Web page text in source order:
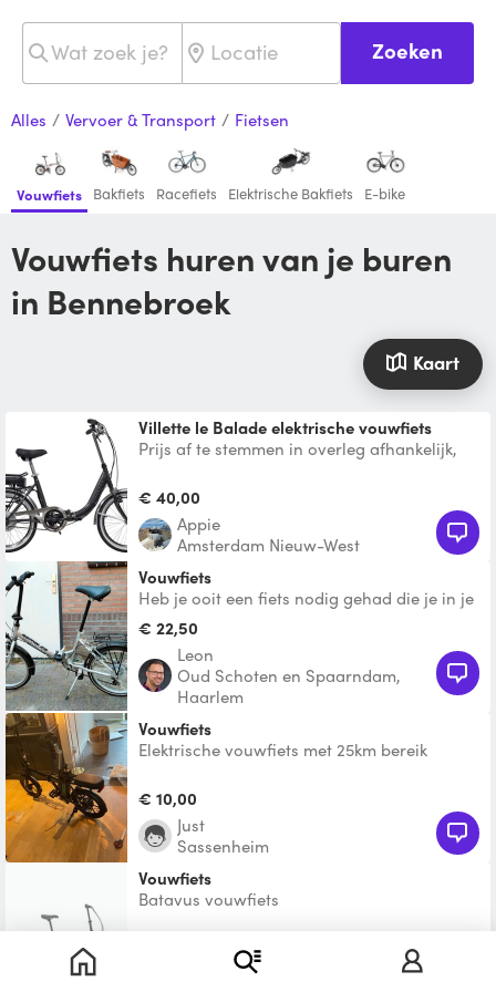
Zoeken
Alles / Vervoer & Transport / Fietsen
Vouwfiets Bakfiets Racefiets Elektrische Bakfiets E-bike
Vouwfiets huren van je buren
in Bennebroek
Kaart
Villette le Balade elektrische vouwfiets
Prijs af te stemmen in overleg afhankelijk,
fiets nog helemaa
€ 40,00
Appie
Amsterdam Nieuw-West
Vouwfiets
Heb je ooit een fiets nodig gehad die je in je
broekzak kon stoppen? Nou, deze vouwfiets
komt aardig
€ 22,50
Leon
Oud Schoten en Spaarndam,
Haarlem
Vouwfiets
Elektrische vouwfiets met 25km bereik
€ 10,00
Just
Sassenheim
Vouwfiets
Batavus vouwfiets